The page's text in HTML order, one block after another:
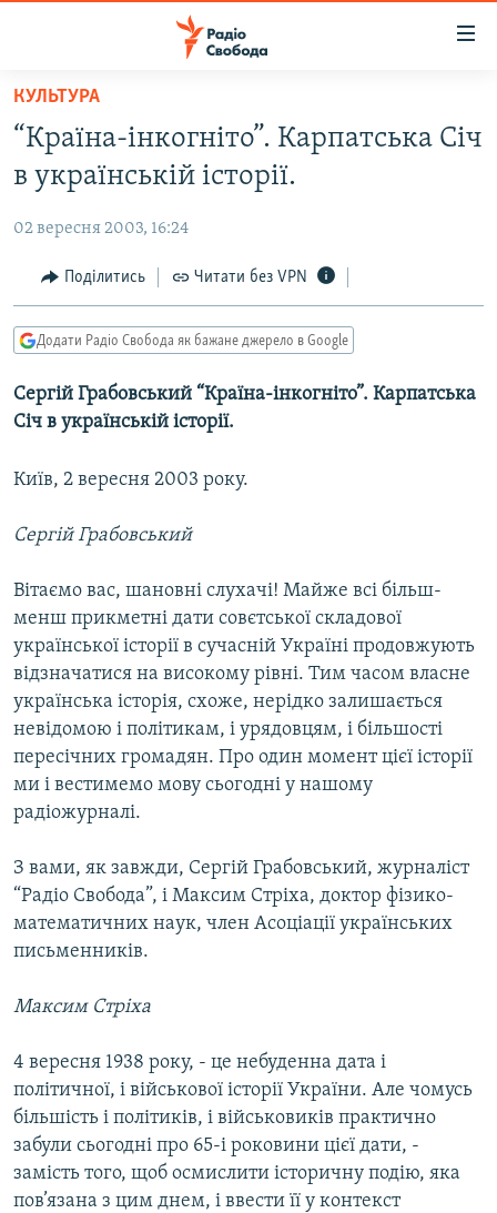
Перейти
основного
матеріалу
Перейти
до
навігації
Перейти
до
РАДІО СВОБОДА – 70 РОКІВ
ВСЕ ЗА ДОБУ
СТАТТІ
ПОЛІТИКА
ЕКОНОМІКА
КУЛЬТУРА
СПОРТ
УКРАЇНА
СВІТ
ВІЙНА
РОСІЙСЬКА «ФІЛЬТРАЦІЯ»
КРИМ.РЕАЛІЇ
ТИ ЯК?
СХЕМИ
КИТАЙ.ВИКЛИКИ
СПЕЦПРОЄКТИ
ПОДКАСТИ
КРИМ РЕАЛІЇ
РУС
УКР
КТАТ
ДОЛУЧАЙСЯ!
Усі сайти RFE/RL
КУЛЬТУРА
“Країна-інкогніто”. Карпатська Січ
в українській історії.
02 вересня 2003, 16:24
Поділитись Читати без VPN
Додати Радіо Свобода як бажане джерело в Google
Сергій Грабовський “Країна-інкогніто”. Карпатська
Січ в українській історії.
Київ, 2 вересня 2003 року.
Сергій Грабовський
Вітаємо вас, шановні слухачі! Майже всі більш-
менш прикметні дати совєтської складової
української історії в сучасній Україні продовжують
відзначатися на високому рівні. Тим часом власне
українська історія, схоже, нерідко залишається
невідомою і політикам, і урядовцям, і більшості
пересічних громадян. Про один момент цієї історії
ми і вестимемо мову сьогодні у нашому
радіожурналі.
З вами, як завжди, Сергій Грабовський, журналіст
“Радіо Свобода”, і Максим Стріха, доктор фізико-
математичних наук, член Асоціації українських
письменників.
Максим Стріха
4 вересня 1938 року, - це небуденна дата і
політичної, і військової історії України. Але чомусь
більшість і політиків, і військовиків практично
забули сьогодні про 65-і роковини цієї дати, -
замість того, щоб осмислити історичну подію, яка
пов’язана з цим днем, і ввести її у контекст